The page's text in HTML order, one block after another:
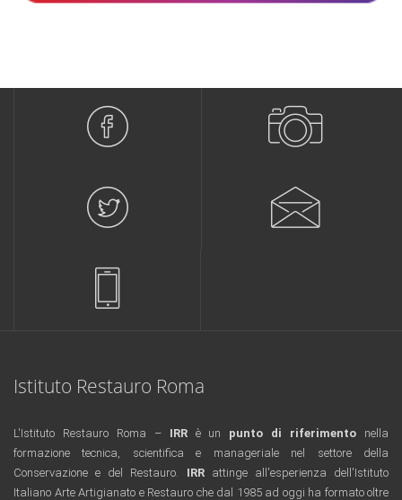
Istituto Restauro Roma
L'Istituto Restauro Roma – IRRè un punto di riferimento nella
formazione tecnica, scientifica e manageriale nel settore della
Conservazione e del Restauro. IRRattinge all'esperienza dell'Istituto
Italiano Arte Artigianato e Restauro che dal 1985 ad oggi ha formato oltre